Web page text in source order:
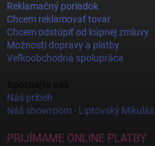
Reklamačný poriadok
Chcem reklamovať tovar
Chcem odstúpiť od kúpnej zmluvy
Možnosti dopravy a platby
Veľkoobchodná spolupráca
Náš príbeh
Náš showroom - Liptovský Mikuláš
PRIJÍMAME ONLINE PLATBY